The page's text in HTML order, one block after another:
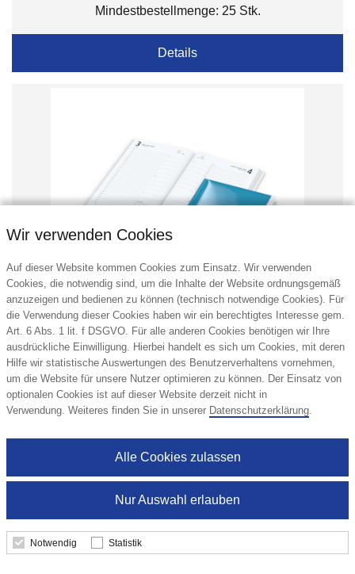
Mindestbestellmenge: 25 Stk.
Details
Tageskalender Basic Mo.–Fr. je 1 Seite 320
Seiten Papier-Hardcover, Einband-
Oberfläche glänzend
ab 3,95 €
Mindestbestellmenge: 50 Stk.
Wir verwenden Cookies
Auf dieser Website kommen Cookies zum Einsatz. Wir verwenden
Cookies, die notwendig sind, um die Inhalte der Website ordnungsgemäß
anzuzeigen und bedienen zu können (technisch notwendige Cookies). Für
die Verwendung dieser Cookies haben wir ein berechtigtes Interesse gem.
Art. 6 Abs. 1 lit. f DSGVO. Für alle anderen Cookies benötigen wir Ihre
ausdrückliche Einwilligung. Hierbei handelt es sich um Cookies, mit deren
Hilfe wir statistische Auswertungen des Benutzerverhaltens vornehmen,
um die Website für unsere Nutzer optimieren zu können. Der Einsatz von
optionalen Cookies ist auf dieser Website derzeit nicht in
Verwendung. Weiteres finden Sie in unserer Datenschutzerklärung.
Nur Auswahl erlauben
Alle Cookies zulassen
Notwendig Statistik